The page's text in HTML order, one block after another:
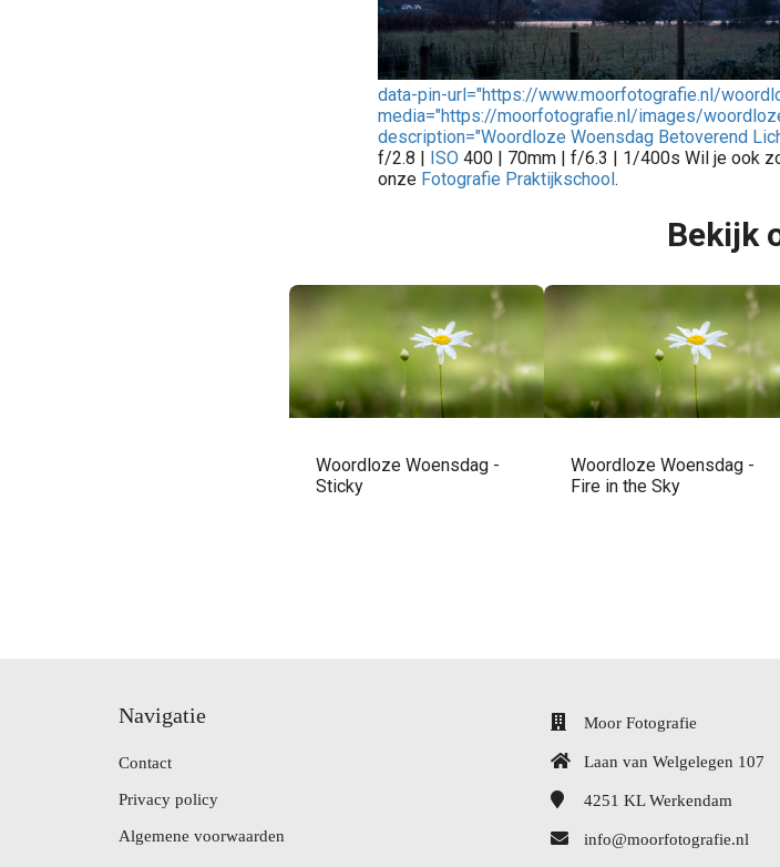
data-pin-url="https://www.moorfotografie.nl/
media="https://moorfotografie.nl/images/
description="Woordloze Woensdag Betoverend
f/2.8 | ISO 400 | 70mm | f/6.3 | 1/400s Wil je ook
onze Fotografie Praktijkschool.
Bekijk
Woordloze Woensdag -
Sticky
Woordloze Woensdag -
Fire in the Sky
Navigatie
Contact
Privacy policy
Algemene voorwaarden
Moor Fotografie
Laan van Welgelegen 107
4251 KLWerkendam
info@moorfotografie.nl